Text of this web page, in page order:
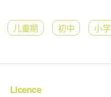
儿童期 初中 小学
Licence